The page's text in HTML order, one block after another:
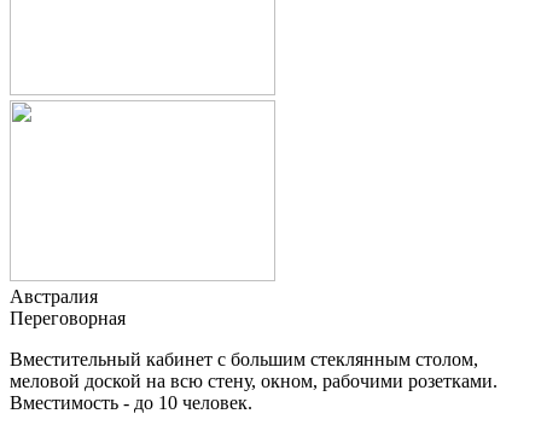
Австралия
Переговорная
Вместительный кабинет с большим стеклянным столом,
меловой доской на всю стену, окном, рабочими розетками.
Вместимость - до 10 человек.